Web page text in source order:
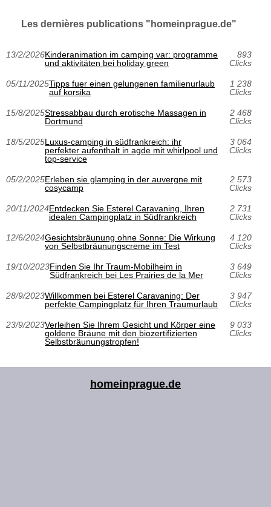
Les dernières publications "homeinprague.de"
13/2/2026Kinderanimation im camping var: programme
und aktivitäten bei holiday green
893
Clicks
05/11/2025Tipps fuer einen gelungenen familienurlaub
auf korsika
1 238
Clicks
15/8/2025Stressabbau durch erotische Massagen in
Dortmund
2 468
Clicks
18/5/2025Luxus-camping in südfrankreich: ihr
perfekter aufenthalt in agde mit whirlpool und
top-service
3 064
Clicks
05/2/2025Erleben sie glamping in der auvergne mit
cosycamp
2 573
Clicks
20/11/2024Entdecken Sie Esterel Caravaning, Ihren
idealen Campingplatz in Südfrankreich
2 731
Clicks
12/6/2024Gesichtsbräunung ohne Sonne: Die Wirkung
von Selbstbräunungscreme im Test
4 120
Clicks
19/10/2023Finden Sie Ihr Traum-Mobilheim in
Südfrankreich bei Les Prairies de la Mer
3 649
Clicks
28/9/2023Willkommen bei Esterel Caravaning: Der
perfekte Campingplatz für Ihren Traumurlaub
3 947
Clicks
23/9/2023Verleihen Sie Ihrem Gesicht und Körper eine
goldene Bräune mit den biozertifizierten
Selbstbräunungstropfen!
9 033
Clicks
homeinprague.de